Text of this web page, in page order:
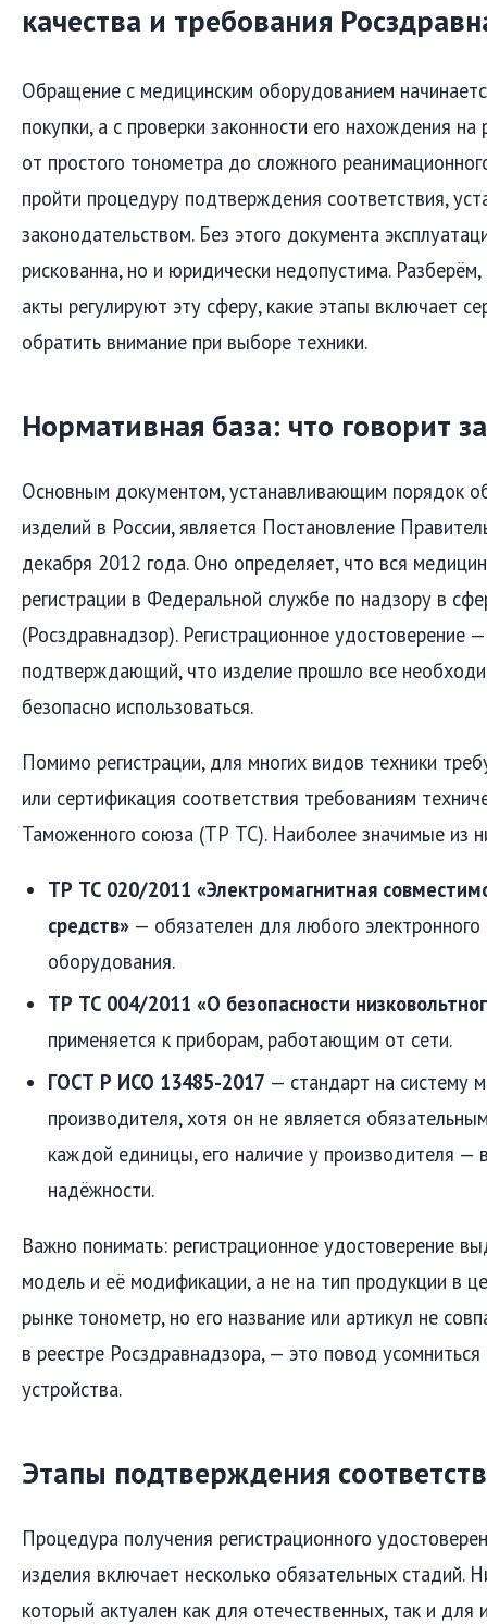
качества и требования
Обращение с медицинским оборудованием
покупки, а с проверки законности его нахождения
от простого тонометра до сложного
пройти процедуру подтверждения соответствия,
законодательством. Без этого документа
рискованна, но и юридически недопустима.
акты регулируют эту сферу, какие этапы включает
обратить внимание при выборе техники.
Нормативная база: что говорит
Основным документом, устанавливающим порядок
изделий в России, является Постановление
декабря 2012 года. Оно определяет, что вся
регистрации в Федеральной службе по надзору в
(Росздравнадзор). Регистрационное удостоверение
подтверждающий, что изделие прошло все
безопасно использоваться.
Помимо регистрации, для многих видов техники
или сертификация соответствия требованиям
Таможенного союза (ТР ТС). Наиболее значимые из
ТР ТС 020/2011 «Электромагнитная
средств» — обязателен для любого электронного
оборудования.
ТР ТС 004/2011 «О безопасности
применяется к приборам, работающим от сети.
ГОСТ Р ИСО 13485-2017 — стандарт на систему
производителя, хотя он не является
каждой единицы, его наличие у производителя —
надёжности.
Важно понимать: регистрационное удостоверение
модель и её модификации, а не на тип продукции в
рынке тонометр, но его название или артикул не
в реестре Росздравнадзора, — это повод усомниться
устройства.
Этапы подтверждения
Процедура получения регистрационного
изделия включает несколько обязательных стадий.
который актуален как для отечественных, так и для